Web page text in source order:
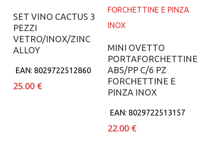
Aggiungi al carrello
SET VINO CACTUS 3
PEZZI
VETRO/INOX/ZINC
ALLOY
EAN: 8029722512860
25.00 €
Aggiungi al carrello
MINI OVETTO
PORTAFORCHETTINE
ABS/PP C/6 PZ
FORCHETTINE E
PINZA INOX
EAN: 8029722513157
22.00 €